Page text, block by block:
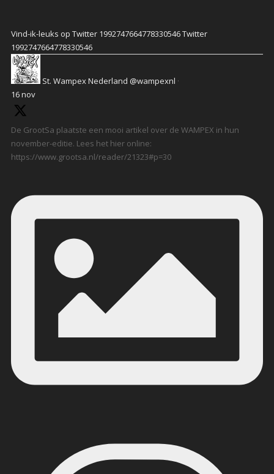
Vind-ik-leuks op Twitter 1992747664778330546Twitter
1992747664778330546
St. Wampex Nederland @wampexnl ·
16 nov
De GrootSa plaatste een mooi artikel over de WAMPEX in hun
november-editie. Lees het hier online:
https://www.grootsa.nl/reader/21323#p=30